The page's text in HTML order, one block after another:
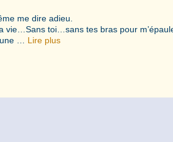
l’infini, sans même me dire
toi…sans tes bras pour
une … Lire plus